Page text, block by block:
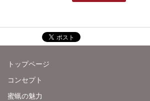
トップページ
コンセプト
蜜蝋の魅力